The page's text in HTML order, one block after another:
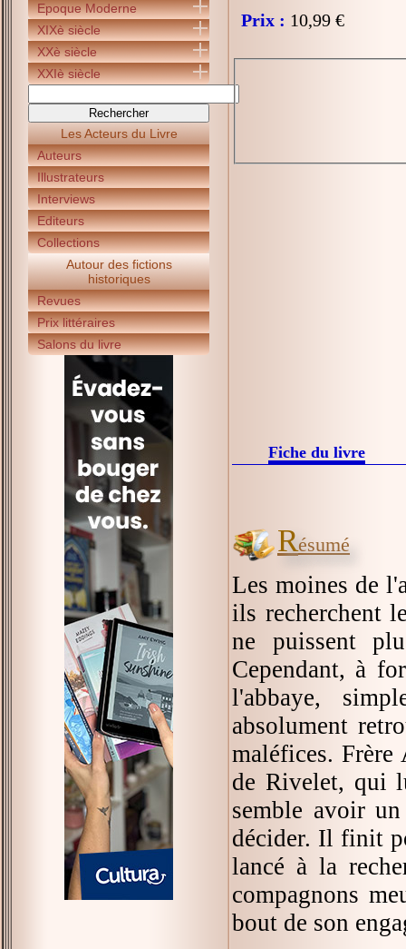
Epoque Moderne
XIXè siècle
XXè siècle
XXIè siècle
Les Acteurs du Livre
Auteurs
Illustrateurs
Interviews
Editeurs
Collections
Autour des fictions
historiques
Revues
Prix littéraires
Salons du livre
Prix : 10,99 €
Fiche du livre
Résumé
Les moines de
ils recherchent
ne puissent
Cependant, à
l'abbaye,
absolument
maléfices.
de Rivelet, qui
semble avoir
décider. Il finit
lancé à la
compagnons
bout de son